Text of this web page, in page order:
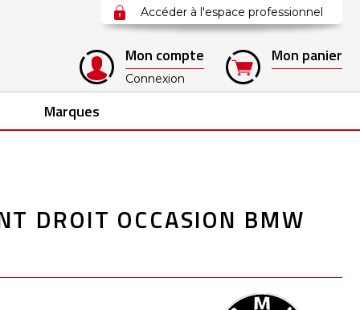
Accéder à l'espace professionnel
Mon compte
Connexion
Mon panier
Marques
DROIT OCCASION BMW